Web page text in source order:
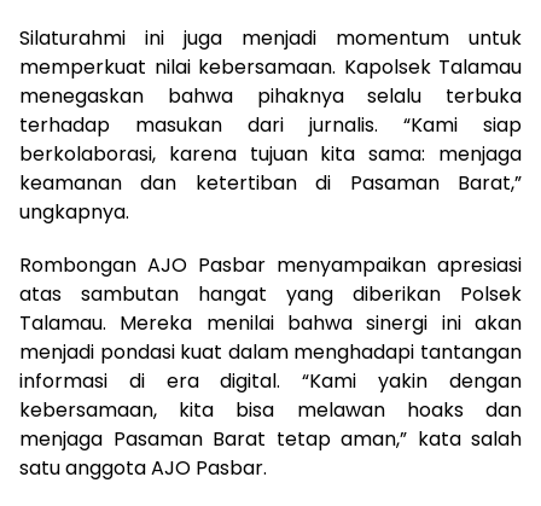
Silaturahmi ini juga menjadi momentum untuk
memperkuat nilai kebersamaan. Kapolsek Talamau
menegaskan bahwa pihaknya selalu terbuka
terhadap masukan dari jurnalis. “Kami siap
berkolaborasi, karena tujuan kita sama: menjaga
keamanan dan ketertiban di Pasaman Barat,”
ungkapnya.
Rombongan AJO Pasbar menyampaikan apresiasi
atas sambutan hangat yang diberikan Polsek
Talamau. Mereka menilai bahwa sinergi ini akan
menjadi pondasi kuat dalam menghadapi tantangan
informasi di era digital. “Kami yakin dengan
kebersamaan, kita bisa melawan hoaks dan
menjaga Pasaman Barat tetap aman,” kata salah
satu anggota AJO Pasbar.